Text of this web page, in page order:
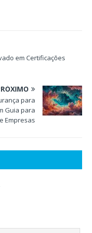
em Certificações
para
Guia para
Empresas